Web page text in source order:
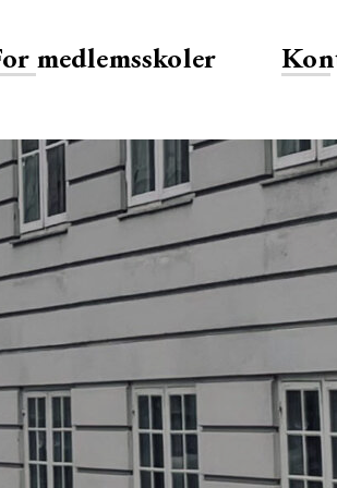
medlemsskoler